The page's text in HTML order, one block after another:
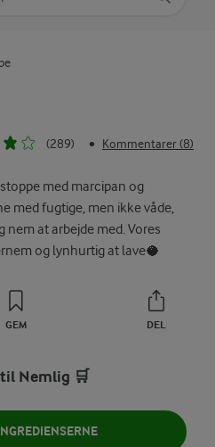
(289) • Kommentarer (8)
med marcipan og
med fugtige, men ikke våde,
at arbejde med. Vores
og lynhurtig at lave🥥
GEM DEL
Nemlig 🛒